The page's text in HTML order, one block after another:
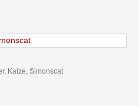
, Katze, Simonscat